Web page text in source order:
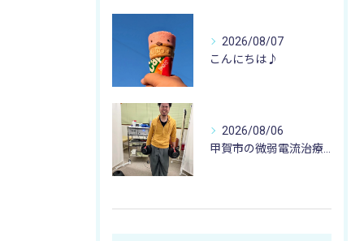
2026/08/07
こんにちは♪
2026/08/06